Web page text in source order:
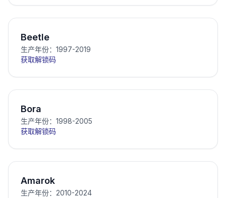
Beetle
生产年份：1997-2019
获取解锁码
Bora
生产年份：1998-2005
获取解锁码
Amarok
生产年份：2010-2024